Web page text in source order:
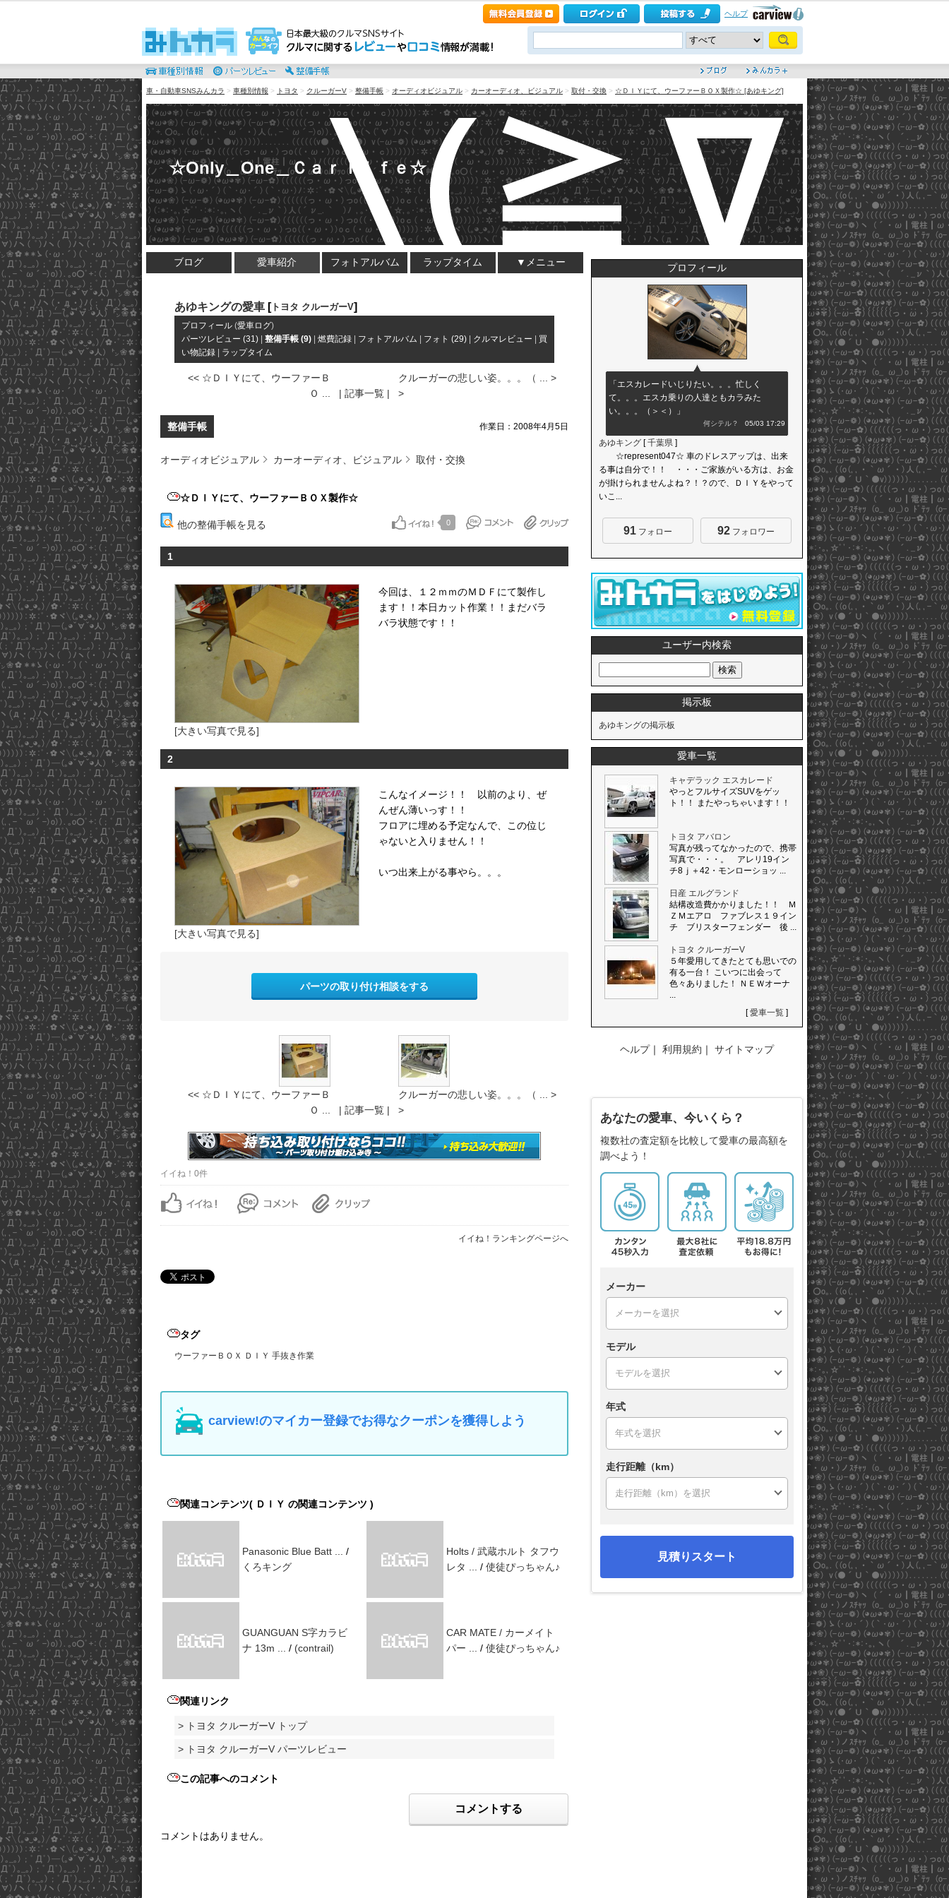
ヘルプ
車・自動車SNSみんカラ > 車種別情報 > トヨタ > クルーガーV > 整備手帳 > オーディオビジュアル > カーオーディオ、ビジュアル > 取付・交換 > ☆ＤＩＹにて、ウーファーＢＯＸ製作☆ [あゆキング]
☆Оnly＿Оne＿Ｃａｒｌｉｆｅ☆
ブログ 愛車紹介 フォトアルバム ラップタイム ▼メニュー
あゆキングの愛車 [ トヨタ クルーガーV]
プロフィール (愛車ログ)
パーツレビュー (31)
整備手帳 (9) 燃費記録 フォトアルバム フォト (29) クルマレビュー
買
い物記録
ラップタイム
<< ☆ＤＩＹにて、ウーファーＢ
Ｏ ...
| 記事一覧 |
クルーガーの悲しい姿。。。（ ... >
>
整備手帳 作業日：2008年4月5日
オーディオビジュアル カーオーディオ、ビジュアル 取付・交換
☆ＤＩＹにて、ウーファーＢＯＸ製作☆
他の整備手帳を見る 0
1
[大きい写真で見る]
今回は、１２ｍｍのＭＤＦにて製作し
ます！！本日カット作業！！まだバラ
バラ状態です！！
2
[大きい写真で見る]
こんなイメージ！！ 以前のより、ぜ
んぜん薄いっす！！
フロアに埋める予定なんで、この位じ
ゃないと入りません！！
いつ出来上がる事やら。。。
パーツの取り付け相談をする
<< ☆ＤＩＹにて、ウーファーＢ
Ｏ ...
| 記事一覧 |
クルーガーの悲しい姿。。。（ ... >
>
イイね！0件
イイね！ランキングページへ
タグ
ウーファーＢＯＸ ＤＩＹ 手抜き作業
carview!のマイカー登録でお得なクーポンを獲得しよう
関連コンテンツ( ＤＩＹ の関連コンテンツ )
Panasonic Blue Batt ...
/
くろキング
Holts / 武蔵ホルト タフウ
レタ ...
/ 使徒ぴっちゃん♪
GUANGUAN S字カラビ
ナ 13m ...
/ (contrail)
CAR MATE / カーメイト
パー ...
/ 使徒ぴっちゃん♪
関連リンク
> トヨタ クルーガーV トップ
> トヨタ クルーガーV パーツレビュー
この記事へのコメント
コメントする
コメントはありません。
プロフィール
「エスカレードいじりたい。。。忙しく
て。。。エスカ乗りの人達ともカラみた
い。。。（＞＜）」
何シテル？ 05/03 17:29
あゆキング [千葉県 ]
☆represent047☆ 車のドレスアップは、出来
る事は自分で！！ ・・・ご家族がいる方は、お金
が掛けられませんよね？！？ので、ＤＩＹをやって
いこ...
91 フォロー 92 フォロワー
ユーザー内検索
掲示板
あゆキングの掲示板
愛車一覧
キャデラック エスカレード
やっとフルサイズSUVをゲッ
ト！！ またやっちゃいます！！
トヨタ アバロン
写真が残ってなかったので、携帯
写真で・・・。 アレリ19イン
チ8ｊ＋42・モンローショッ ...
日産 エルグランド
結構改造費かかりました！！ Ｍ
ＺＭエアロ ファブレス１９イン
チ ブリスターフェンダー 後 ...
トヨタ クルーガーV
５年愛用してきたとても思いでの
有る一台！ こいつに出会って
色々ありました！ ＮＥＷオーナ
[愛車一覧 ]
ヘルプ｜ 利用規約 ｜ サイトマップ
あなたの愛車、今いくら？
複数社の査定額を比較して愛車の最高額を
調べよう！
メーカー
モデル
年式
走行距離（km）
見積りスタート